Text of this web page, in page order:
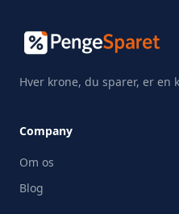
Hver krone, du sparer, er en
Company
Om os
Blog